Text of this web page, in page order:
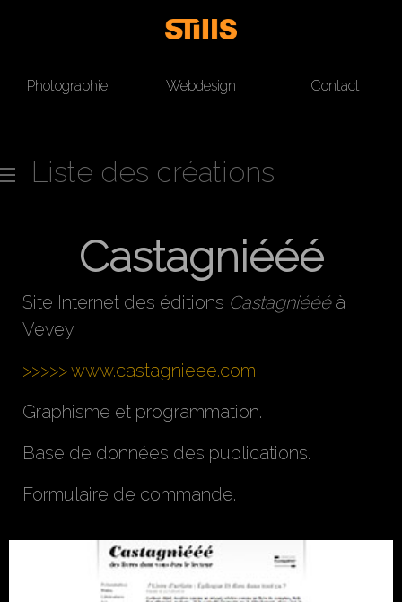
Photographie Webdesign Contact
Liste des créations
Castagniééé
Site Internet des éditions Castagniéééà
Vevey.
>>>>> www.castagnieee.com
Graphisme et programmation.
Base de données des publications.
Formulaire de commande.